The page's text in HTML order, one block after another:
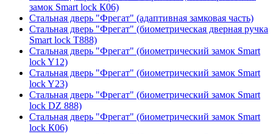
замок Smart lock К06)
Стальная дверь "Фрегат" (адаптивная замковая часть)
Стальная дверь "Фрегат" (биометрическая дверная ручка
Smart lock T888)
Стальная дверь "Фрегат" (биометрический замок Smart
lock Y12)
Стальная дверь "Фрегат" (биометрический замок Smart
lock Y23)
Стальная дверь "Фрегат" (биометрический замок Smart
lock DZ 888)
Стальная дверь "Фрегат" (биометрический замок Smart
lock К06)